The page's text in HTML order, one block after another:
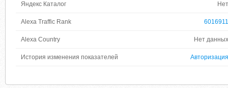
Яндекс Каталог Нет
Alexa Traffic Rank 6016911
Alexa Country Нет данных
История изменения показателей Авторизация